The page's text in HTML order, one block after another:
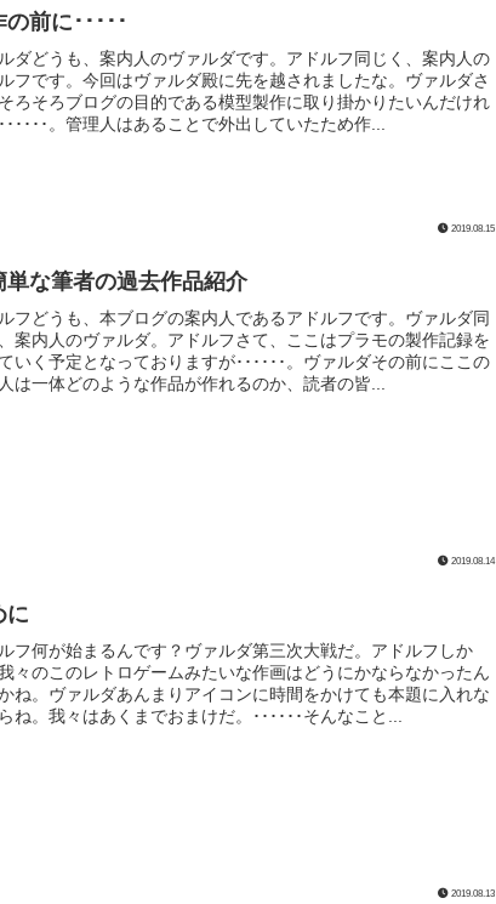
の前に･････
ダどうも、案内人のヴァルダです。アドルフ同じく、案内人の
フです。今回はヴァルダ殿に先を越されましたな。ヴァルダさ
ろそろブログの目的である模型製作に取り掛かりたいんだけれ
･････。管理人はあることで外出していたため作...
2019.08.15
単な筆者の過去作品紹介
フどうも、本ブログの案内人であるアドルフです。ヴァルダ同
案内人のヴァルダ。アドルフさて、ここはプラモの製作記録を
いく予定となっておりますが･･････。ヴァルダその前にここの
は一体どのような作品が作れるのか、読者の皆...
2019.08.14
に
フ何が始まるんです？ヴァルダ第三次大戦だ。アドルフしか
々のこのレトロゲームみたいな作画はどうにかならなかったん
ね。ヴァルダあんまりアイコンに時間をかけても本題に入れな
ね。我々はあくまでおまけだ。･･････そんなこと...
2019.08.13